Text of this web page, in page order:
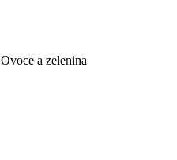
Ovoce a zelenina